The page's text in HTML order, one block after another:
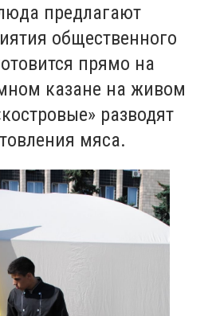
предлагают
общественного
прямо на
казане на живом
разводят
мяса.